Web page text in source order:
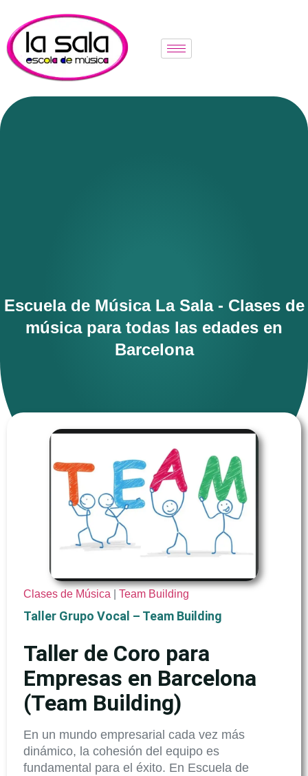
Escuela de Música La Sala - Clases de
música para todas las edades en
Barcelona
Clases de Música Team Building
Taller Grupo Vocal – Team Building
Taller de Coro para
Empresas en Barcelona
(Team Building)
En un mundo empresarial cada vez más
dinámico, la cohesión del equipo es
fundamental para el éxito. En Escuela de